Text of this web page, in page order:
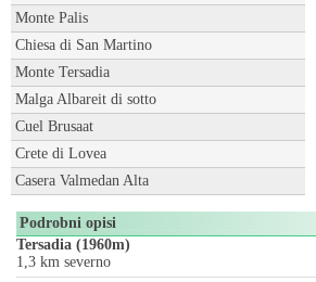
Monte Palis
Chiesa di San Martino
Monte Tersadia
Malga Albareit di sotto
Cuel Brusaat
Crete di Lovea
Casera Valmedan Alta
Podrobni opisi
Tersadia (1960m)
1,3 km severno